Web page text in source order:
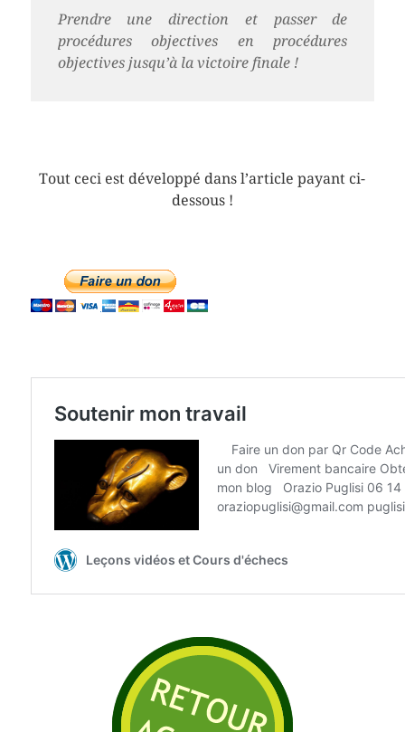
Prendre une direction et passer de
procédures objectives en procédures
objectives jusqu’à la victoire finale !
Tout ceci est développé dans l’article payant ci-
dessous !